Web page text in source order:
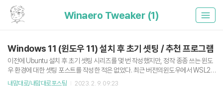
Winaero Tweaker (1)
Windows 11 (윈도우 11) 설치 후 초기 셋팅 / 추천 프로그램
이전에 Ubuntu 설치 후 초기 셋팅 시리즈를 몇 번 작성했지만, 정작 종종 쓰는 윈도
우 환경에 대한 셋팅 포스트를 작성한 적은 없었다. 최근 버전의윈도우에서 WSL2
등등 개발에 도움이 되는 많은 기능들이 추가가 되었고, 요즘에는 윈도우로도 개발
내맘대로/내맘대로포스팅 2023. 2. 9. 09:23